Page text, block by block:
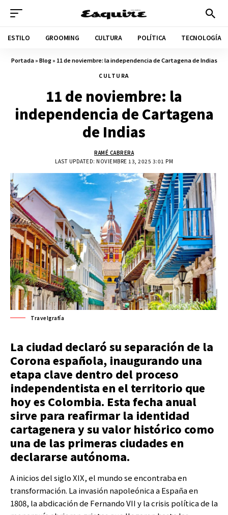
ESTILO GROOMING CULTURA POLÍTICA TECNOLOGÍA
Portada»Blog» 11 de noviembre: la independencia de Cartagena de Indias
CULTURA
11 de noviembre: la
independencia de Cartagena
de Indias
LAST UPDATED: NOVIEMBRE 13, 2025 3:01 PM
RAMÉ CABRERA
Travelgrafía
La ciudad declaró su separación de la
Corona española, inaugurando una
etapa clave dentro del proceso
independentista en el territorio que
hoy es Colombia. Esta fecha anual
sirve para reafirmar la identidad
cartagenera y su valor histórico como
una de las primeras ciudades en
declararse autónoma.
A inicios del siglo XIX, el mundo se encontraba en
transformación. La invasión napoleónica a España en
1808, la abdicación de Fernando VII y la crisis política de la